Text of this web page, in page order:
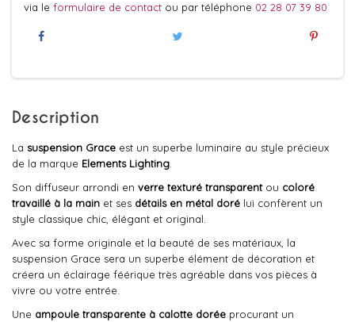
via le formulaire de contact ou par téléphone 02 28 07 39 80
Description
La suspension Grace est un superbe luminaire au style précieux
de la marque Elements Lighting
Son diffuseur arrondi en verre texturé transparent ou coloré
travaillé à la main et ses détails en métal doré lui confèrent un
style classique chic, élégant et original.
Avec sa forme originale et la beauté de ses matériaux, la
suspension Grace sera un superbe élément de décoration et
créera un éclairage féérique très agréable dans vos pièces à
vivre ou votre entrée.
Une ampoule transparente à calotte dorée procurant un